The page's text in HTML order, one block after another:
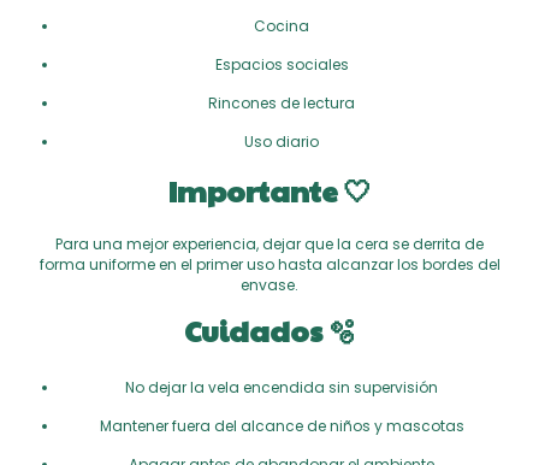
Cocina
Espacios sociales
Rincones de lectura
Uso diario
Importante 🤍
Para una mejor experiencia, dejar que la cera se derrita de
forma uniforme en el primer uso hasta alcanzar los bordes del
envase.
Cuidados 🫧
No dejar la vela encendida sin supervisión
Mantener fuera del alcance de niños y mascotas